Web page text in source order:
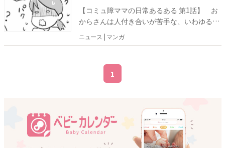
【コミュ障ママの日常あるある 第1話】 お
からさんは人付き合いが苦手な、いわゆる
「コミュ障」さん。そんなおからさんには仲
良しのママ友はいません。「人が怖い…」と
あるかを綴ったお話です。
ニュース | マンガ
1